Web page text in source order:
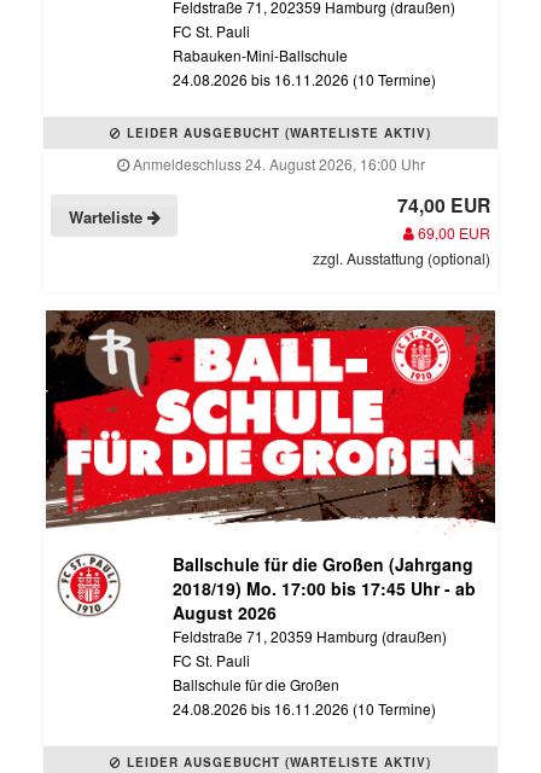
Feldstraße 71, 202359 Hamburg (draußen)
FC St. Pauli
Rabauken-Mini-Ballschule
24.08.2026 bis 16.11.2026 (10 Termine)
LEIDER AUSGEBUCHT (WARTELISTE AKTIV)
Anmeldeschluss 24. August 2026, 16:00 Uhr
Warteliste 74,00 EUR
69,00 EUR
zzgl. Ausstattung (optional)
Ballschule für die Großen (Jahrgang
2018/19) Mo. 17:00 bis 17:45 Uhr - ab
August 2026
Feldstraße 71, 20359 Hamburg (draußen)
FC St. Pauli
Ballschule für die Großen
24.08.2026 bis 16.11.2026 (10 Termine)
LEIDER AUSGEBUCHT (WARTELISTE AKTIV)